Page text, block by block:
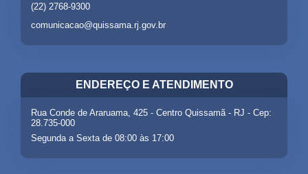
(22) 2768-9300
comunicacao@quissama.rj.gov.br
ENDEREÇO E ATENDIMENTO
Rua Conde de Araruama, 425 - Centro Quissamã - RJ - Cep:
28.735-000
Segunda a Sexta de 08:00 às 17:00